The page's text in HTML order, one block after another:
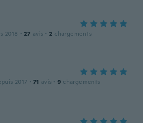
2018 · 27 avis · 2 chargements
2017 · 71 avis · 9 chargements